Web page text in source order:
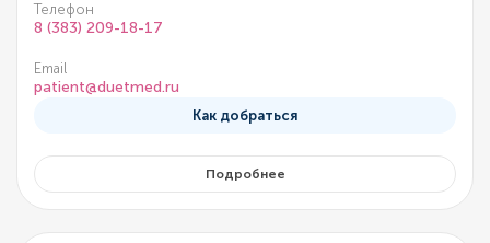
Телефон
8 (383) 209-18-17
Email
patient@duetmed.ru
Как добраться
Подробнее